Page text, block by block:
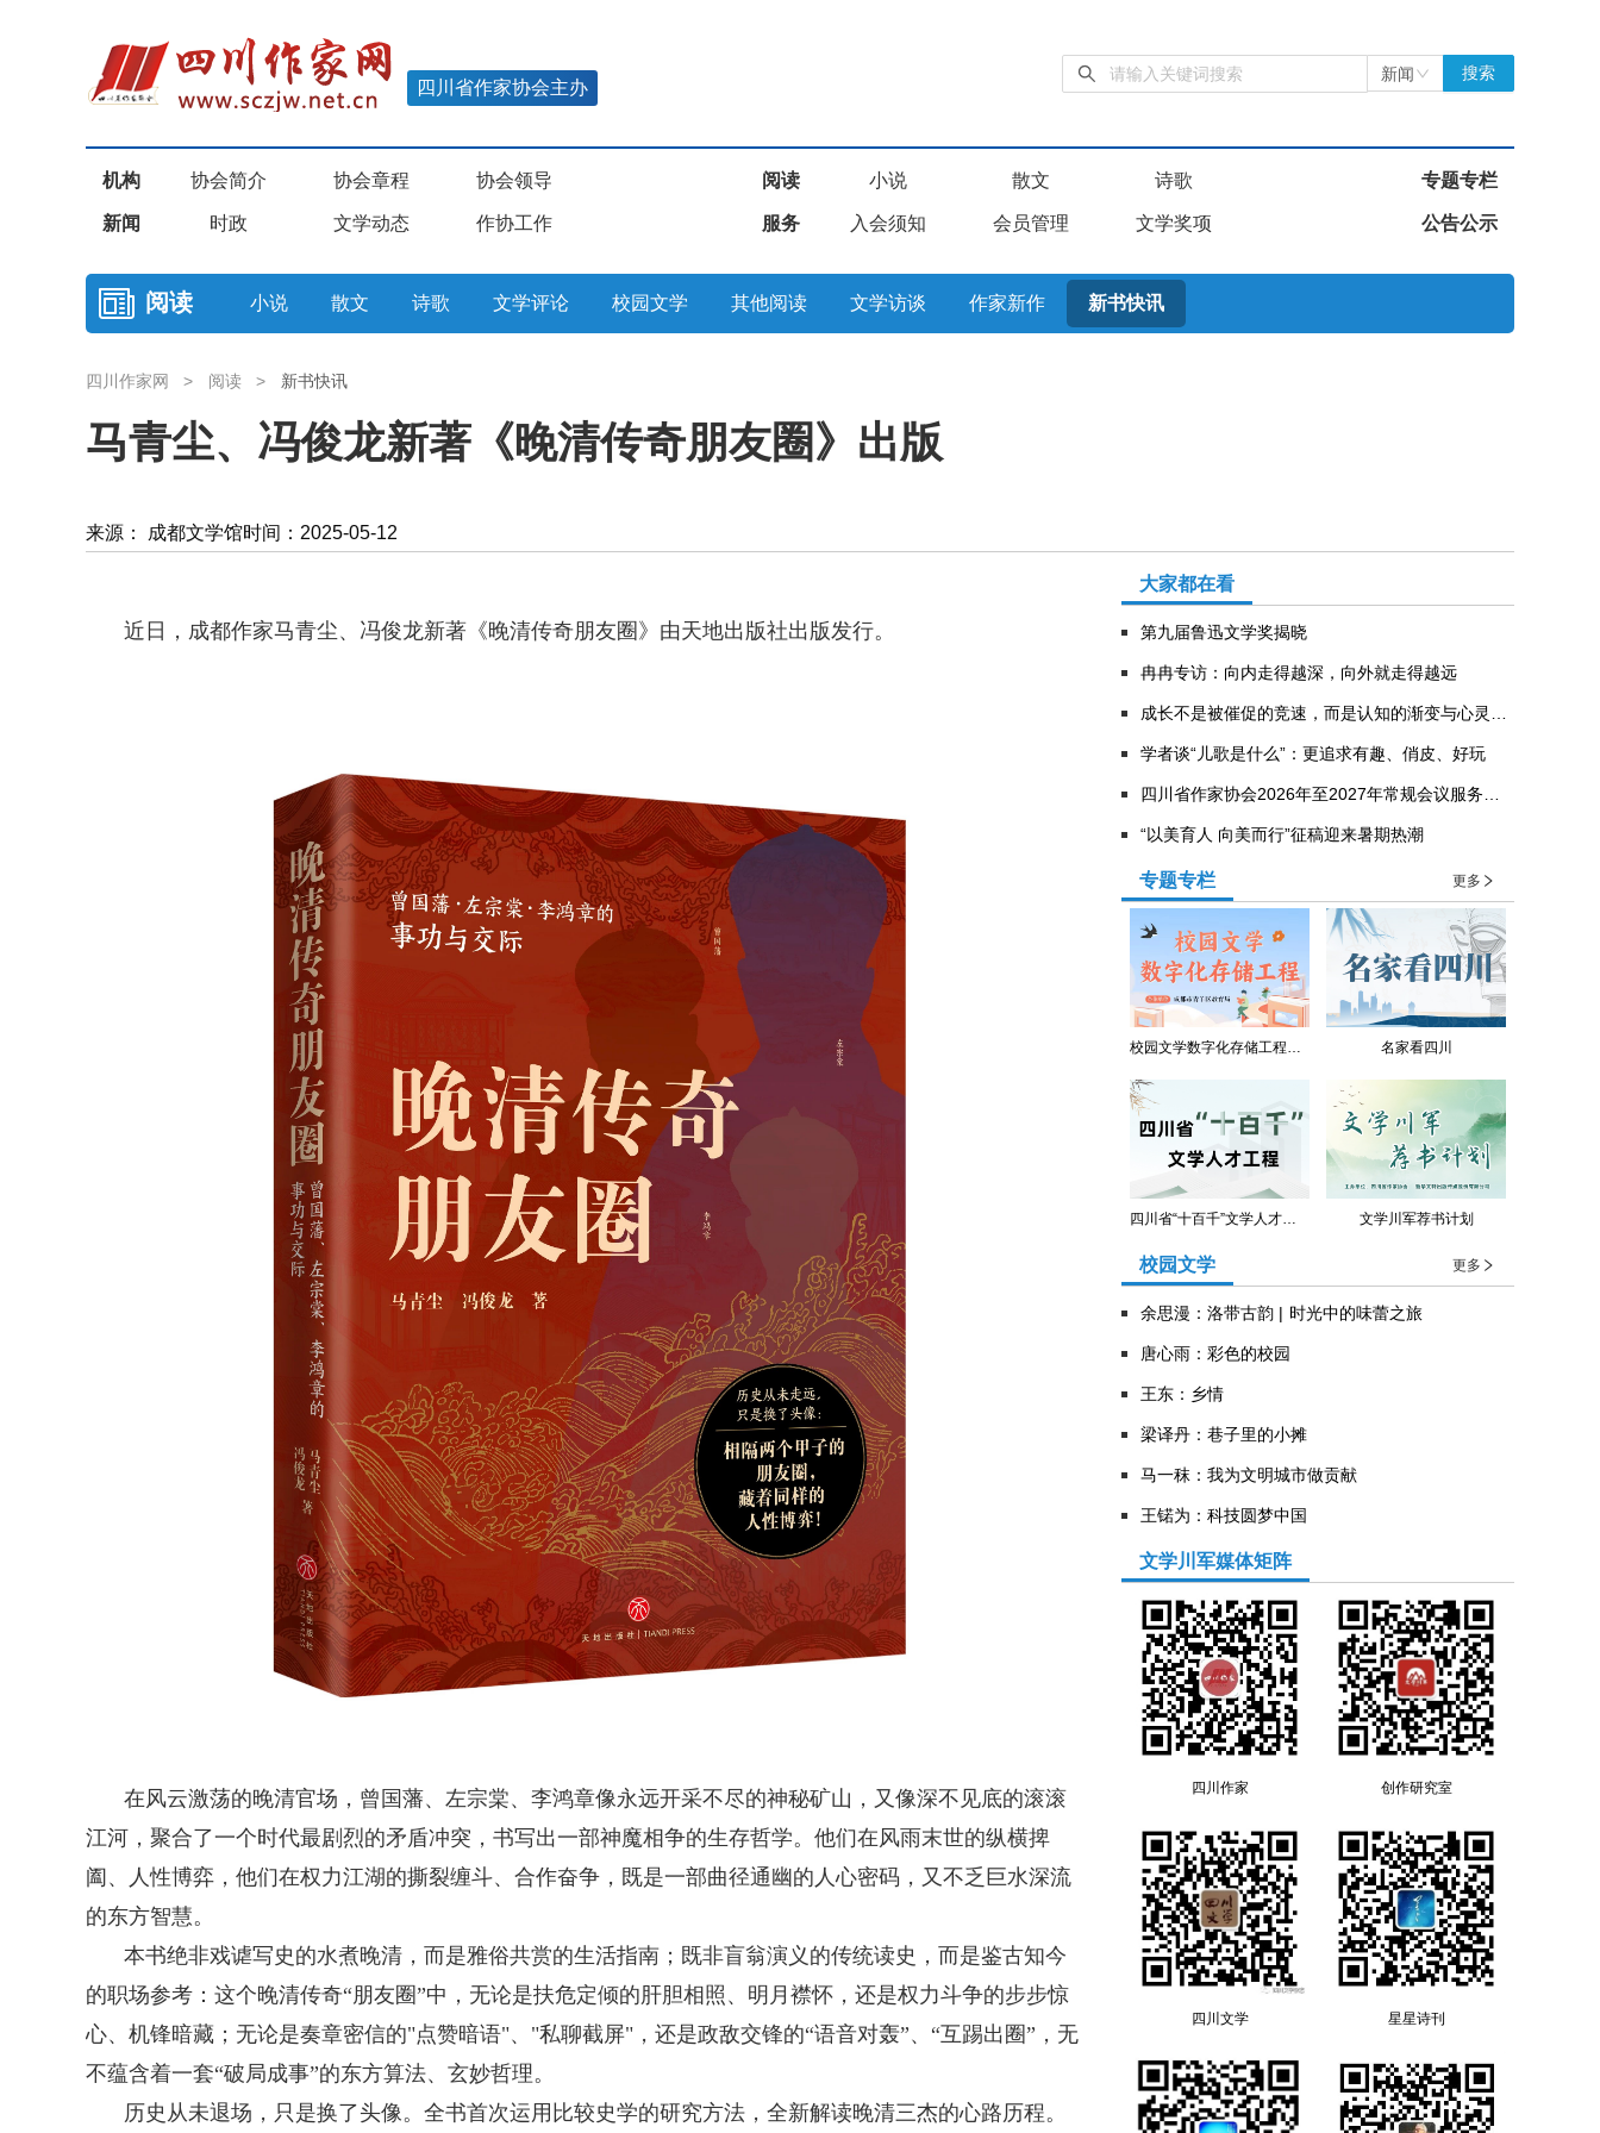
四川省作家协会主办
新闻 搜索
机构 协会简介 协会章程 协会领导 阅读 小说 散文 诗歌 专题专栏
新闻 时政 文学动态 作协工作 服务 入会须知 会员管理 文学奖项 公告公示
阅读 小说 散文 诗歌 文学评论 校园文学 其他阅读 文学访谈 作家新作 新书快讯
四川作家网 > 阅读 > 新书快讯
马青尘、冯俊龙新著《晚清传奇朋友圈》出版
来源： 成都文学馆时间：2025-05-12
近日，成都作家马青尘、冯俊龙新著《晚清传奇朋友圈》由天地出版社出版发行。
在风云激荡的晚清官场，曾国藩、左宗棠、李鸿章像永远开采不尽的神秘矿山，又像深不见底的滚滚
江河，聚合了一个时代最剧烈的矛盾冲突，书写出一部神魔相争的生存哲学。他们在风雨末世的纵横捭
阖、人性博弈，他们在权力江湖的撕裂缠斗、合作奋争，既是一部曲径通幽的人心密码，又不乏巨水深流
的东方智慧。
本书绝非戏谑写史的水煮晚清，而是雅俗共赏的生活指南；既非盲翁演义的传统读史，而是鉴古知今
的职场参考：这个晚清传奇“朋友圈”中，无论是扶危定倾的肝胆相照、明月襟怀，还是权力斗争的步步惊
心、机锋暗藏；无论是奏章密信的"点赞暗语"、"私聊截屏"，还是政敌交锋的“语音对轰”、“互踢出圈”，无
不蕴含着一套“破局成事”的东方算法、玄妙哲理。
历史从未退场，只是换了头像。全书首次运用比较史学的研究方法，全新解读晚清三杰的心路历程。
大家都在看
第九届鲁迅文学奖揭晓
冉冉专访：向内走得越深，向外就走得越远
学者谈“儿歌是什么”：更追求有趣、俏皮、好玩
“以美育人 向美而行”征稿迎来暑期热潮
专题专栏 更多
校园文学数字化存储工程（青羊区教育局） 名家看四川
四川省“十百千”文学人才工程 文学川军荐书计划
校园文学 更多
余思漫：洛带古韵 | 时光中的味蕾之旅
唐心雨：彩色的校园
王东：乡情
​梁译丹：巷子里的小摊
马一秣：我为文明城市做贡献
王锘为：科技圆梦中国
文学川军媒体矩阵
四川作家 创作研究室
四川文学 星星诗刊